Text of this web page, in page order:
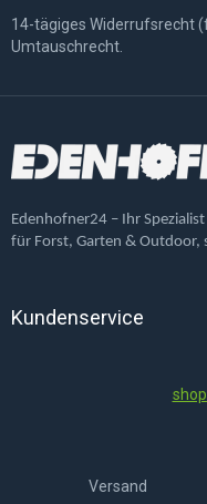
14-tägiges Widerrufsrecht
Umtauschrecht.
Edenhofner24 – Ihr
für Forst, Garten & Outdoor,
Kundenservice
Versand